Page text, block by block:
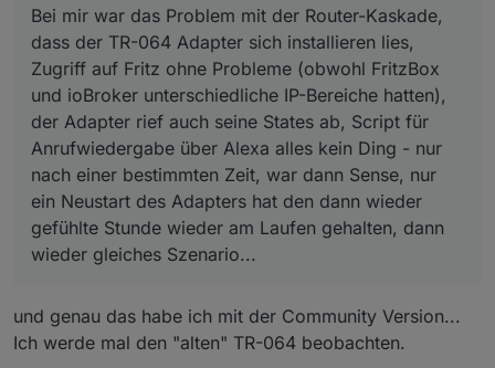
Script für Anrufwiedergabe über Alexa alles kein
Ding - nur nach einer bestimmten Zeit, war dann
Sense, nur ein Neustart des Adapters hat den
dann wieder gefühlte Stunde wieder am Laufen
gehalten, dann wieder gleiches Szenario...
Grund und auch, weil ich meine ganzen
statischen IP's ändern muss bzw umschreiben...
Das Script läuft aber standalone, also ohne
Adapter? Nur der unifi Controller muss ständig
"on" sein?
Bei mir war das Problem mit der Router-Kaskade,
dass der TR-064 Adapter sich installieren lies,
Zugriff auf Fritz ohne Probleme (obwohl FritzBox
und ioBroker unterschiedliche IP-Bereiche hatten),
der Adapter rief auch seine States ab, Script für
Anrufwiedergabe über Alexa alles kein Ding - nur
nach einer bestimmten Zeit, war dann Sense, nur
ein Neustart des Adapters hat den dann wieder
gefühlte Stunde wieder am Laufen gehalten, dann
wieder gleiches Szenario...
und genau das habe ich mit der Community Version...
Ich werde mal den "alten" TR-064 beobachten.